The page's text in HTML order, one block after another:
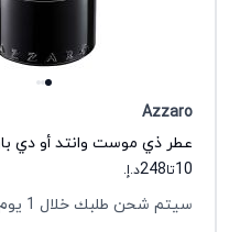
Azzaro
10تا248د.إ.
سيتم شحن طلبك خلال 1 يوم عمل